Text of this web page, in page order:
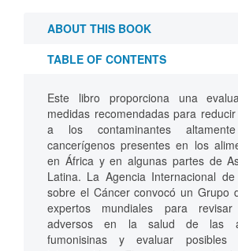
ABOUT THIS BOOK
TABLE OF CONTENTS
Este libro proporciona una
medidas recomendadas para
a los contaminantes
cancerígenos presentes en los
en África y en algunas partes de
Latina. La Agencia Internacional de
sobre el Cáncer convocó un Grupo
expertos mundiales para
adversos en la salud de las
fumonisinas y evaluar posibles